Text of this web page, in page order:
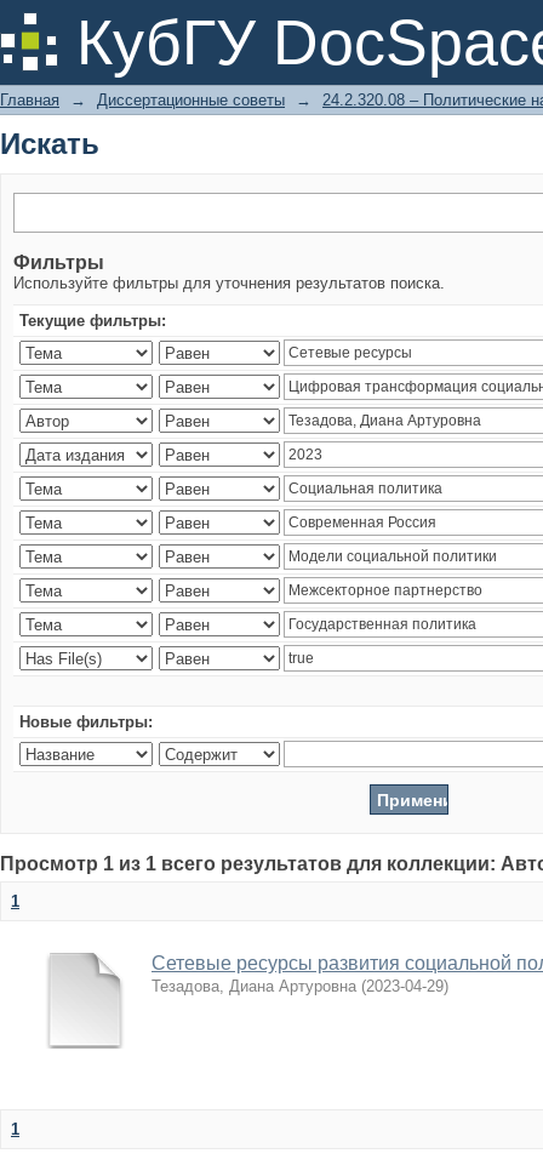
КубГУ
Искать
Главная → Диссертационные советы → 24.2.320.08 – Политические
Искать
Фильтры
Используйте фильтры для уточнения результатов поиска.
Текущие фильтры:
Новые фильтры:
Просмотр 1 из 1 всего результатов для коллекции:
1
Сетевые ресурсы развития социальной
Тезадова, Диана Артуровна (2023-04-29)
1